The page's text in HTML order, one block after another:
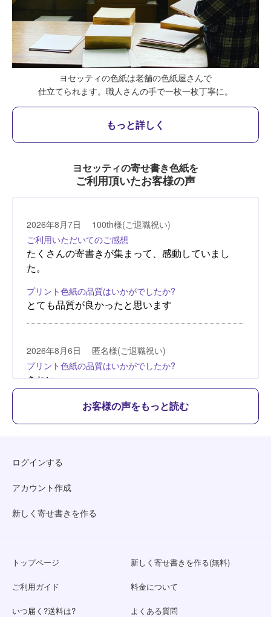
ヨセッティの色紙は老舗の色紙屋さんで
仕立てられます。 職人さんの手で一枚一枚丁寧に。
もっと詳しく
ヨセッティの寄せ書き色紙を
ご利用頂いたお客様の声
お客様の声をもっと読む
ログインする
アカウント作成
新しく寄せ書きを作る
トップページ 新しく寄せ書きを作る(無料)
ご利用ガイド 料金について
いつ届く?送料は? よくある質問